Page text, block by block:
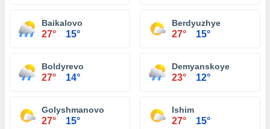
Baikalovo
27° 15°
Berdyuzhye
27° 15°
Boldyrevo
27° 14°
Demyanskoye
23° 12°
Golyshmanovo
27° 15°
Ishim
27° 15°